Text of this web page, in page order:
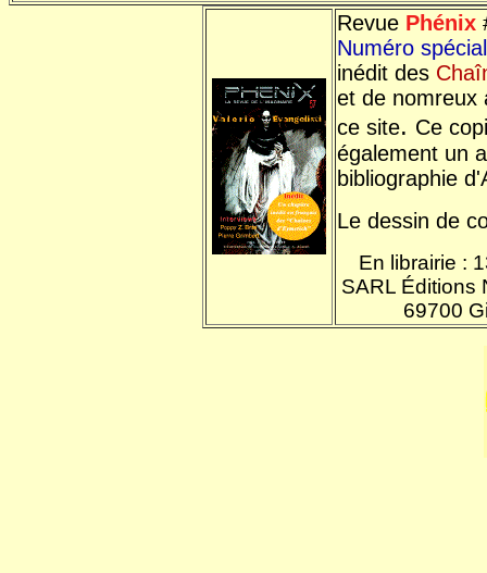
Revue Phénix
Numéro
inédit des
et de nomreux
ce site. Ce
également un
bibliographie
Le dessin de
En librairie :
SARL Éditions
69700